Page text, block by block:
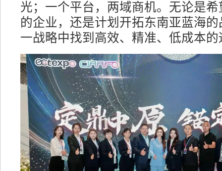
光；一个平台，两域商机。无论是
的企业，还是计划开拓东南亚蓝海
一战略中找到高效、精准、低成本的